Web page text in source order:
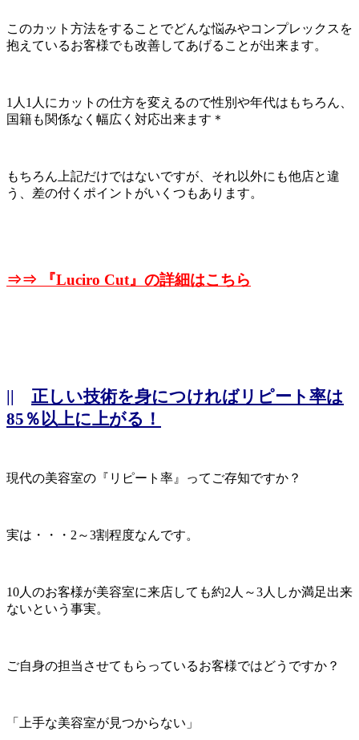
このカット方法をすることでどんな悩みやコンプレックスを
抱えているお客様でも改善してあげることが出来ます。
1人1人にカットの仕方を変えるので性別や年代はもちろん、
国籍も関係なく幅広く対応出来ます＊
もちろん上記だけではないですが、それ以外にも他店と違
う、差の付くポイントがいくつもあります。
⇒⇒ 『Luciro Cut』の詳細はこちら
|| 正しい技術を身につければリピート率は
85％以上に上がる！
現代の美容室の『リピート率』ってご存知ですか？
実は・・・2～3割程度なんです。
10人のお客様が美容室に来店しても約2人～3人しか満足出来
ないという事実。
ご自身の担当させてもらっているお客様ではどうですか？
「上手な美容室が見つからない」